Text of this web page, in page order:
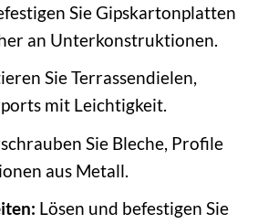
Sie Gipskartonplatten
an Unterkonstruktionen.
Sie Terrassendielen,
mit Leichtigkeit.
Sie Bleche, Profile
aus Metall.
Lösen und befestigen Sie